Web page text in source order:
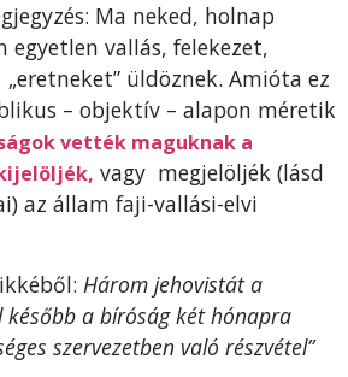
Ma neked, holnap
egyetlen vallás, felekezet,
üldöznek. Amióta ez
– objektív – alapon méretik
vették maguknak a
vagy megjelöljék (lásd
az állam faji-vallási-elvi
Három jehovistát a
a bíróság két hónapra
szervezetben való részvétel”